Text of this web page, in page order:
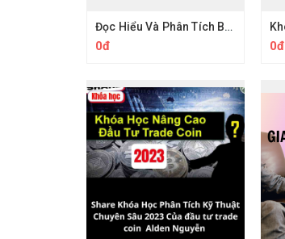
Đọc Hiểu Và Phân Tích BCTC Ngân Hàng Cùng Wichart Ngọc Báu
0đ 0đ